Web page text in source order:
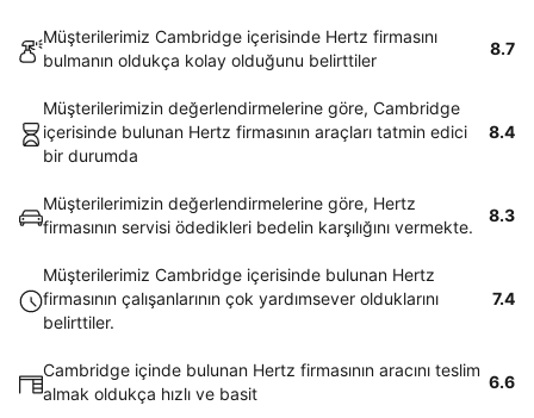
Müşterilerimiz Cambridge içerisinde Hertz firmasını
bulmanın oldukça kolay olduğunu belirttiler
8.7
Müşterilerimizin değerlendirmelerine göre, Cambridge
içerisinde bulunan Hertz firmasının araçları tatmin edici
bir durumda
8.4
Müşterilerimizin değerlendirmelerine göre, Hertz
firmasının servisi ödedikleri bedelin karşılığını vermekte.
8.3
Müşterilerimiz Cambridge içerisinde bulunan Hertz
firmasının çalışanlarının çok yardımsever olduklarını
belirttiler.
7.4
Cambridge içinde bulunan Hertz firmasının aracını teslim
almak oldukça hızlı ve basit
6.6